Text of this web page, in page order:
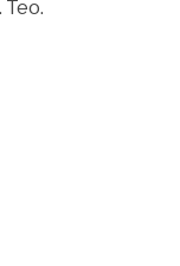
Teo.